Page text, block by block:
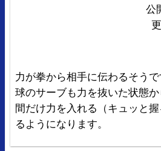
公
力が拳から相手に伝わるそう
球のサーブも力を抜いた状態
間だけ力を入れる（キュッと
るようになります。